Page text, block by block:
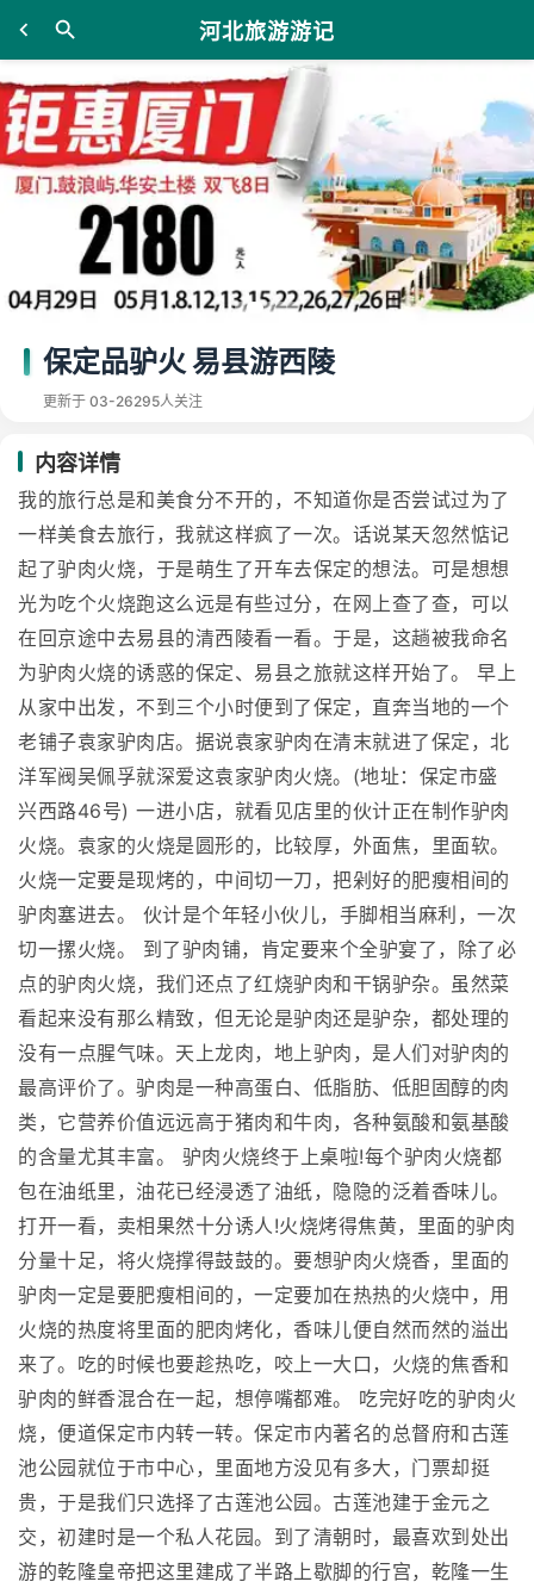
河北旅游游记
保定品驴火 易县游西陵
更新于 03-26295人关注
内容详情
我的旅行总是和美食分不开的，不知道你是否尝试过为了
一样美食去旅行，我就这样疯了一次。话说某天忽然惦记
起了驴肉火烧，于是萌生了开车去保定的想法。可是想想
光为吃个火烧跑这么远是有些过分，在网上查了查，可以
在回京途中去易县的清西陵看一看。于是，这趟被我命名
为驴肉火烧的诱惑的保定、易县之旅就这样开始了。 早上
从家中出发，不到三个小时便到了保定，直奔当地的一个
老铺子袁家驴肉店。据说袁家驴肉在清末就进了保定，北
洋军阀吴佩孚就深爱这袁家驴肉火烧。(地址：保定市盛
兴西路46号) 一进小店，就看见店里的伙计正在制作驴肉
火烧。袁家的火烧是圆形的，比较厚，外面焦，里面软。
火烧一定要是现烤的，中间切一刀，把剁好的肥瘦相间的
驴肉塞进去。 伙计是个年轻小伙儿，手脚相当麻利，一次
切一摞火烧。 到了驴肉铺，肯定要来个全驴宴了，除了必
点的驴肉火烧，我们还点了红烧驴肉和干锅驴杂。虽然菜
看起来没有那么精致，但无论是驴肉还是驴杂，都处理的
没有一点腥气味。天上龙肉，地上驴肉，是人们对驴肉的
最高评价了。驴肉是一种高蛋白、低脂肪、低胆固醇的肉
类，它营养价值远远高于猪肉和牛肉，各种氨酸和氨基酸
的含量尤其丰富。 驴肉火烧终于上桌啦!每个驴肉火烧都
包在油纸里，油花已经浸透了油纸，隐隐的泛着香味儿。
打开一看，卖相果然十分诱人!火烧烤得焦黄，里面的驴肉
分量十足，将火烧撑得鼓鼓的。要想驴肉火烧香，里面的
驴肉一定是要肥瘦相间的，一定要加在热热的火烧中，用
火烧的热度将里面的肥肉烤化，香味儿便自然而然的溢出
来了。吃的时候也要趁热吃，咬上一大口，火烧的焦香和
驴肉的鲜香混合在一起，想停嘴都难。 吃完好吃的驴肉火
烧，便道保定市内转一转。保定市内著名的总督府和古莲
池公园就位于市中心，里面地方没见有多大，门票却挺
贵，于是我们只选择了古莲池公园。古莲池建于金元之
交，初建时是一个私人花园。到了清朝时，最喜欢到处出
游的乾隆皇帝把这里建成了半路上歇脚的行宫，乾隆一生